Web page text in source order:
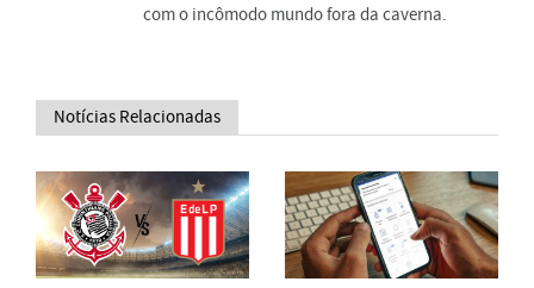
com o incômodo mundo fora da caverna.
Notícias Relacionadas